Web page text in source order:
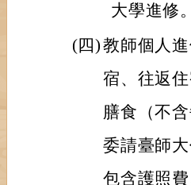
大學進修。
(四)教師個人
宿、往返
膳食（不
委請臺師
包含護照